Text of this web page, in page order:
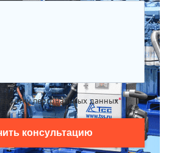
персональных данных*
консультацию